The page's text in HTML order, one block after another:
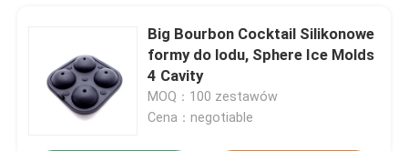
Big Bourbon Cocktail Silikonowe
formy do lodu, Sphere Ice Molds
4 Cavity
MOQ：100 zestawów
Cena：negotiable